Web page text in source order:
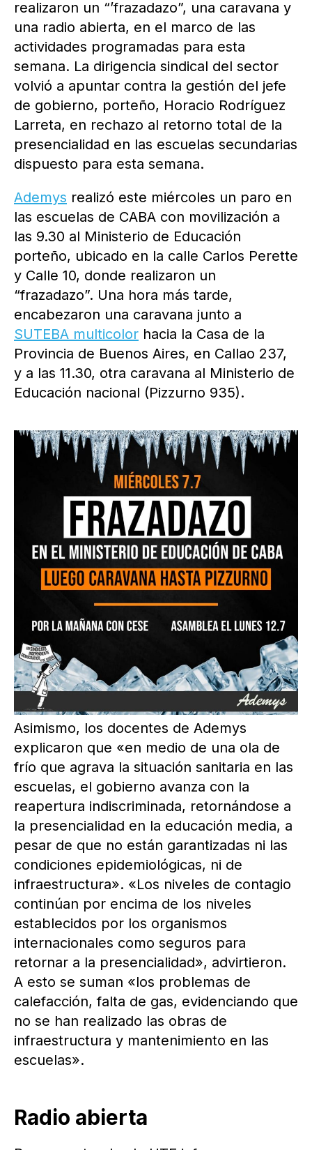
realizaron un “’frazadazo”, una caravana y
una radio abierta, en el marco de las
actividades programadas para esta
semana. La dirigencia sindical del sector
volvió a apuntar contra la gestión del jefe
de gobierno, porteño, Horacio Rodríguez
Larreta, en rechazo al retorno total de la
presencialidad en las escuelas secundarias
dispuesto para esta semana.
Ademys realizó este miércoles un paro en
las escuelas de CABA con movilización a
las 9.30 al Ministerio de Educación
porteño, ubicado en la calle Carlos Perette
y Calle 10, donde realizaron un
“frazadazo”. Una hora más tarde,
encabezaron una caravana junto a
SUTEBA multicolor hacia la Casa de la
Provincia de Buenos Aires, en Callao 237,
y a las 11.30, otra caravana al Ministerio de
Educación nacional (Pizzurno 935).
Asimismo, los docentes de Ademys
explicaron que «en medio de una ola de
frío que agrava la situación sanitaria en las
escuelas, el gobierno avanza con la
reapertura indiscriminada, retornándose a
la presencialidad en la educación media, a
pesar de que no están garantizadas ni las
condiciones epidemiológicas, ni de
infraestructura». «Los niveles de contagio
continúan por encima de los niveles
establecidos por los organismos
internacionales como seguros para
retornar a la presencialidad», advirtieron.
A esto se suman «los problemas de
calefacción, falta de gas, evidenciando que
no se han realizado las obras de
infraestructura y mantenimiento en las
escuelas».
Radio abierta